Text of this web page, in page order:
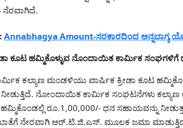
Annabhagya Amount-ಸರಕಾರದಿಂದ ಅನ್ನಭಾಗ್ಯ
ಕೂಟ ಹಮ್ಮಿಕೊಳ್ಳುವ ನೊಂದಾಯಿತ ಕಾರ್ಮಿಕ
ಕಲ್ಯಾಣ ಮಂಡಳಿಯು ವಾರ್ಷಿಕ ಕ್ರೀಡಾ ಕೂಟ
ನೋಂದಾಯಿತ ಕಾರ್ಮಿಕ ಸಂಘಟನೆಗಳು
ಹಮ್ಮಿಕೊಂಡಲ್ಲಿ ರೂ.1,00,000/- ಧನ ಸಹಾಯವನ್ನು
ನೇರವಾಗಿ ಆರ್.ಟಿ.ಜಿ.ಎಸ್. ಮೂಲಕ ಜಮಾ